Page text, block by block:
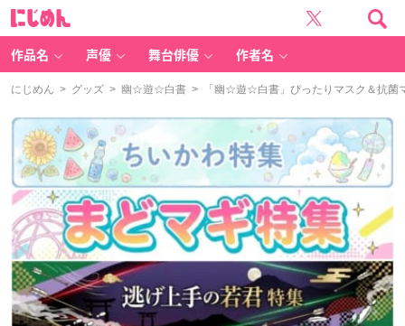
作品名 声優 舞台俳優 作者名
にじめん > グッズ > 幽☆遊☆白書 > 「幽☆遊☆白書」ぴったりマスク＆抗菌